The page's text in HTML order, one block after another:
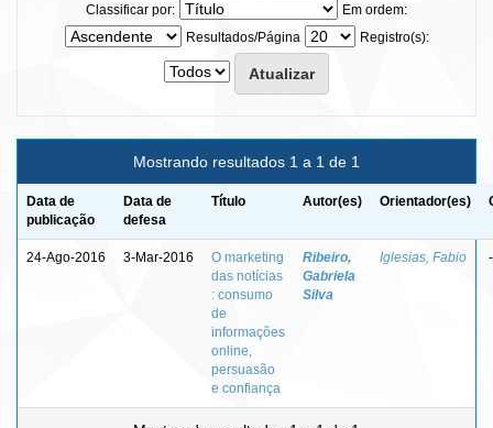
Classificar por:
Em ordem:
Resultados/Página
Registro(s):
Mostrando resultados 1 a 1 de 1
Data de
publicação
Data de
defesa
Título Autor(es) Orientador(es)
24-Ago-2016 3-Mar-2016
O marketing
das notícias
: consumo
de
informações
online,
persuasão
e confiança
Ribeiro,
Gabriela
Silva
Iglesias, Fabio -